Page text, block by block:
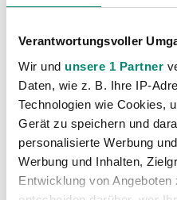
Verantwortungsvoller
Wir und unsere 1 Partner
Daten, wie z. B. Ihre IP-
Technologien wie Cookies,
Gerät zu speichern und
personalisierte Werbung
Werbung und Inhalten,
Entwicklung von
Profis
Ticketing
Unkategorisiert